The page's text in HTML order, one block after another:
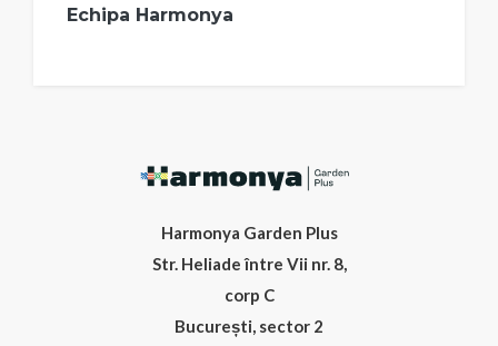
Echipa Harmonya
Harmonya Garden Plus
Str. Heliade între Vii nr. 8,
corp C
București, sector 2